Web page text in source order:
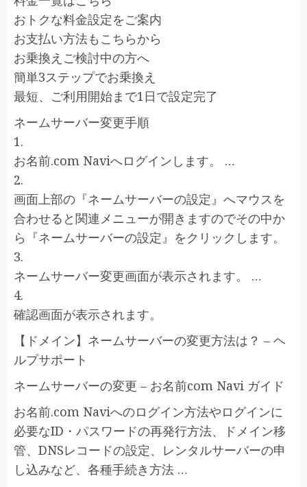
おトクな料金設定をご案内
お支払い方法もこちらから
お乗換えご検討中の方へ
簡単3ステップでお乗換え
最短、ご利用開始まで1日で設定完了
ネームサーバー変更手順
1.
お名前.com Naviへログインします。 …
2.
画面上部の『ネームサーバーの設定』へマウスを
合わせると関連メニューが開きますのでその中か
ら『ネームサーバーの設定』をクリックします。
3.
ネームサーバー変更画面が表示されます。 …
4.
確認画面が表示されます。
【ドメイン】ネームサーバーの変更方法は？ – ヘ
ルプサポート
ネームサーバーの変更 – お名前com Navi ガイド
お名前.com Naviへのログイン方法やログインに
必要なID・パスワードの再発行方法、ドメイン移
管、DNSレコードの設定、レンタルサーバーの申
し込みなど、各種手続き方法 …